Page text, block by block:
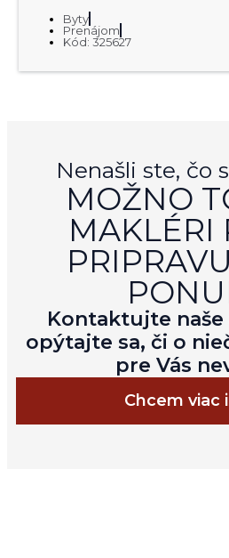
Byty
Prenájom
Kód: 325627
Nenašli ste, čo
MOŽNO
MAKLÉRI
Kontaktujte naše
opýtajte sa, či o
pre Vás
Chcem viac